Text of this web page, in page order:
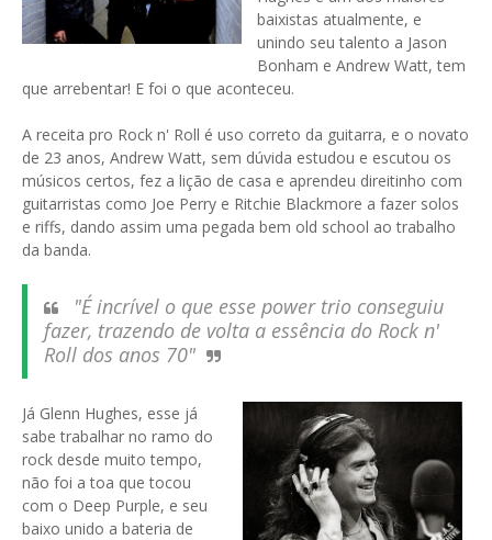
baixistas atualmente, e
unindo seu talento a Jason
Bonham e Andrew Watt, tem
que arrebentar! E foi o que aconteceu.
A receita pro Rock n' Roll é uso correto da guitarra, e o novato
de 23 anos, Andrew Watt, sem dúvida estudou e escutou os
músicos certos, fez a lição de casa e aprendeu direitinho com
guitarristas como Joe Perry e Ritchie Blackmore a fazer solos
e riffs, dando assim uma pegada bem old school ao trabalho
da banda.
"É incrível o que esse power trio conseguiu
fazer, trazendo de volta a essência do Rock n'
Roll dos anos 70"
Já Glenn Hughes, esse já
sabe trabalhar no ramo do
rock desde muito tempo,
não foi a toa que tocou
com o Deep Purple, e seu
baixo unido a bateria de